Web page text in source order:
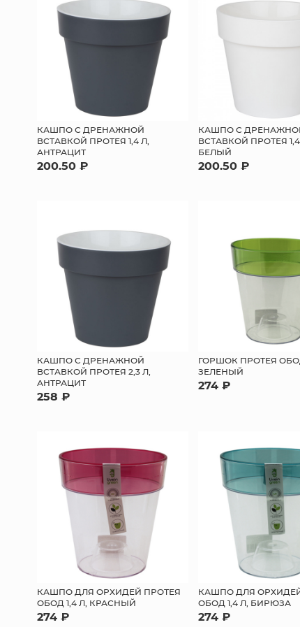
КАШПО С ДРЕНАЖНОЙ
ВСТАВКОЙ ПРОТЕЯ 1,4 Л,
АНТРАЦИТ
200.50 ₽
КАШПО С
ВСТАВКОЙ ПРОТЕЯ
БЕЛЫЙ
200.50 ₽
КАШПО С ДРЕНАЖНОЙ
ВСТАВКОЙ ПРОТЕЯ 2,3 Л,
АНТРАЦИТ
258 ₽
ГОРШОК ПРОТЕЯ
ЗЕЛЕНЫЙ
274 ₽
КАШПО ДЛЯ ОРХИДЕЙ ПРОТЕЯ
ОБОД 1,4 Л, КРАСНЫЙ
274 ₽
КАШПО ДЛЯ
ОБОД 1,4 Л, БИРЮЗА
274 ₽